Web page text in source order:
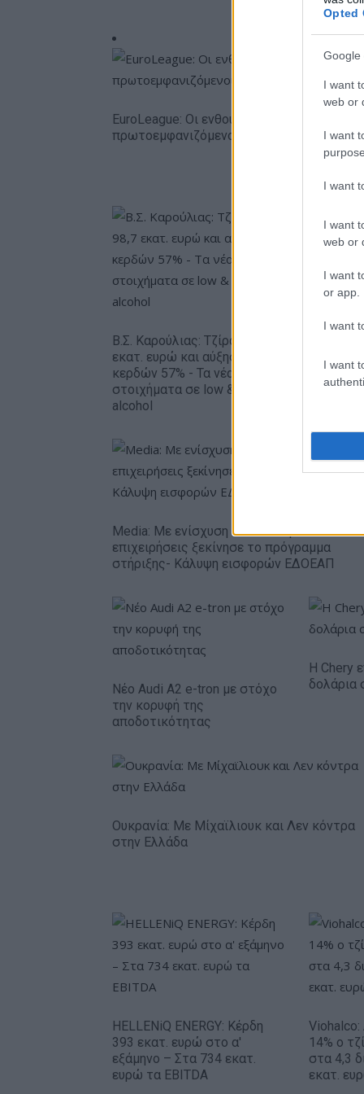
Opted
Google
I want
web or
I want
I want
I want
web or
I want
or app.
I want
I want
EuroLeague: Οι ενθουσιώδεις
πρωτοεμφανιζόμενοι
Β.Σ. Καρούλιας: Τζίρος 98,7
εκατ. ευρώ και αύξηση
κερδών 57% - Τα νέα
στοιχήματα σε low & non
alcohol
Metlen:
ευρώ
Media: Με ενίσχυση 8 εκατ. ευρώ σε 451
επιχειρήσεις ξεκίνησε το πρόγραμμα
στήριξης- Κάλυψη εισφορών ΕΔΟΕΑΠ
Νέο Audi A2 e-tron με στόχο
την κορυφή της
αποδοτικότητας
Η Chery
δολάρια
Ουκρανία: Με Μίχαϊλιουκ και Λεν κόντρα
στην Ελλάδα
HELLENiQ ENERGY: Κέρδη
393 εκατ. ευρώ στο α'
εξάμηνο – Στα 734 εκατ.
ευρώ τα EBITDA
14% ο
στα 4,3
εκατ.